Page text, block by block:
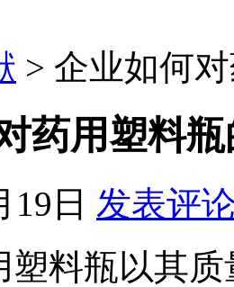
> 企业如何
药用塑料
19日 发表评
塑料瓶以其